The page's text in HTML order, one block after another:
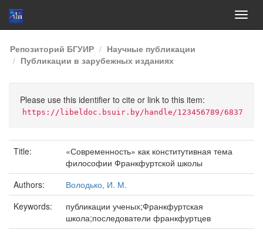
Skip
navigation
Репозиторий БГУИР
Научные публикации
Публикации в зарубежных изданиях
Please use this identifier to cite or link to this item:
https://libeldoc.bsuir.by/handle/123456789/6837
Title:
«Современность» как конститутивная тема
философии Франкфуртской школы
Authors:
Володько, И. М.
Keywords:
публикации ученых;Франкфуртская
школа;последователи франкфуртцев